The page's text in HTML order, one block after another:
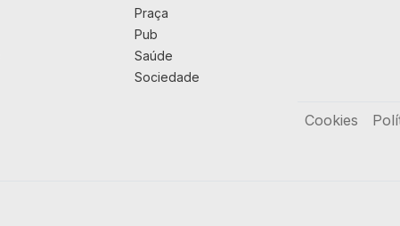
Praça
Pub
Saúde
Sociedade
Cookies